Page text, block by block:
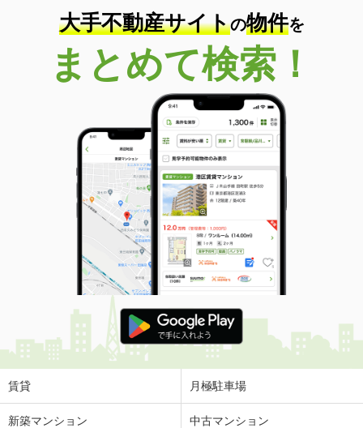
大手不動産サイトの物件を
まとめて検索！
賃貸 月極駐車場
新築マンション 中古マンション